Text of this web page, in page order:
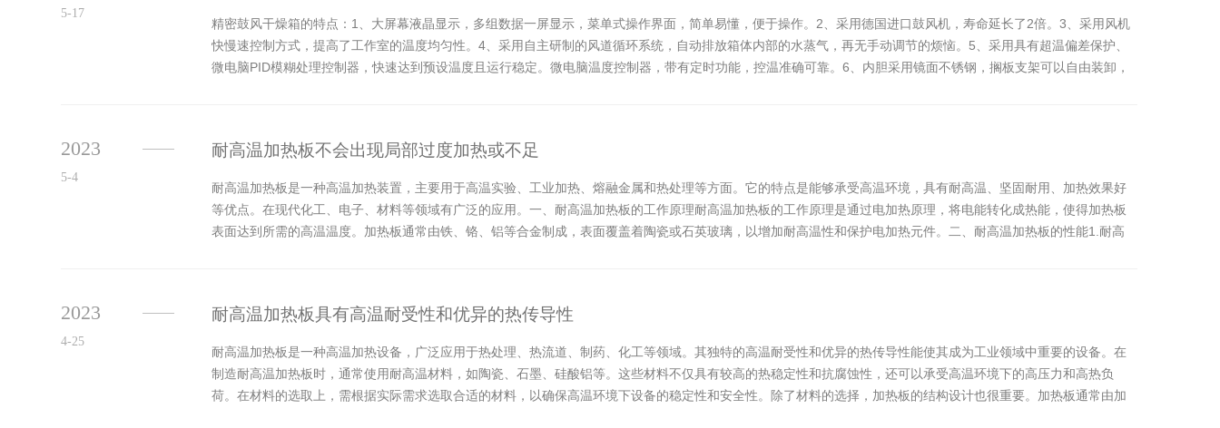
精密鼓风干燥箱的特点：1、大屏幕液晶显示，多组数据一屏显示，菜单式操作界面，简单易懂，便于操作。2、采用德国进口鼓风机，寿命延长了2倍。3、采用风机
快慢速控制方式，提高了工作室的温度均匀性。4、采用自主研制的风道循环系统，自动排放箱体内部的水蒸气，再无手动调节的烦恼。5、采用具有超温偏差保护、
微电脑PID模糊处理控制器，快速达到预设温度且运行稳定。微电脑温度控制器，带有定时功能，控温准确可靠。6、内胆采用镜面不锈钢，搁板支架可以自由装卸，
5-17
耐高温加热板不会出现局部过度加热或不足
耐高温加热板是一种高温加热装置，主要用于高温实验、工业加热、熔融金属和热处理等方面。它的特点是能够承受高温环境，具有耐高温、坚固耐用、加热效果好
等优点。在现代化工、电子、材料等领域有广泛的应用。一、耐高温加热板的工作原理耐高温加热板的工作原理是通过电加热原理，将电能转化成热能，使得加热板
表面达到所需的高温温度。加热板通常由铁、铬、铝等合金制成，表面覆盖着陶瓷或石英玻璃，以增加耐高温性和保护电加热元件。二、耐高温加热板的性能1.耐高
2023
5-4
耐高温加热板具有高温耐受性和优异的热传导性
耐高温加热板是一种高温加热设备，广泛应用于热处理、热流道、制药、化工等领域。其独特的高温耐受性和优异的热传导性能使其成为工业领域中重要的设备。在
制造耐高温加热板时，通常使用耐高温材料，如陶瓷、石墨、硅酸铝等。这些材料不仅具有较高的热稳定性和抗腐蚀性，还可以承受高温环境下的高压力和高热负
荷。在材料的选取上，需根据实际需求选取合适的材料，以确保高温环境下设备的稳定性和安全性。除了材料的选择，加热板的结构设计也很重要。加热板通常由加
2023
4-25